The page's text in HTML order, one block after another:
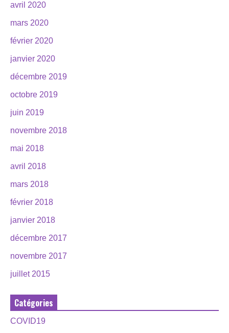
avril 2020
mars 2020
février 2020
janvier 2020
décembre 2019
octobre 2019
juin 2019
novembre 2018
mai 2018
avril 2018
mars 2018
février 2018
janvier 2018
décembre 2017
novembre 2017
juillet 2015
Catégories
COVID19